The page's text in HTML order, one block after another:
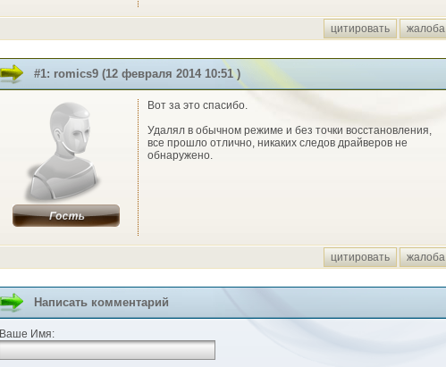
цитировать жалоба
#1: romics9 (12 февраля 2014 10:51 )
Вот за это спасибо.
Удалял в обычном режиме и без точки восстановления,
все прошло отлично, никаких следов драйверов не
обнаружено.
цитировать жалоба
Написать комментарий
Ваше Имя: